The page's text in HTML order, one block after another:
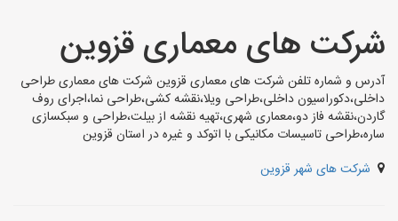
دیگر امور معماری
شرکت های معماری شهرها
شرکت های معماری قزوین
آدرس و شماره تلفن شرکت های معماری قزوین شرکت های معماری طراحی
داخلی،دکوراسیون داخلی،طراحی ویلا،نقشه کشی،طراحی نما،اجرای روف
گاردن،نقشه فاز دو،معماری شهری،تهیه نقشه از بیلت،طراحی و سبکسازی
ساره،طراحی تاسیسات مکانیکی با اتوکد و غیره در استان قزوین
شرکت های شهر قزوین